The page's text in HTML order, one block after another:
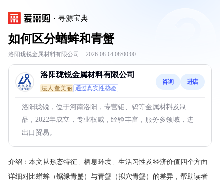
寻源宝典
如何区分蝤蛑和青蟹
洛阳珑锐金属材料有限公司 · 2026-08-04 08:00:00
洛阳珑锐金属材料有限公司
法人:董美丽 通过真实性核验
咨询 进店
洛阳珑锐，位于河南洛阳，专营钼、钨等金属材料及制
品，2022年成立，专业权威，经验丰富，服务多领域，进
出口贸易。
介绍： 本文从形态特征、栖息环境、生活习性及经济价值四个方面
详细对比蝤蛑（锯缘青蟹）与青蟹（拟穴青蟹）的差异，帮助读者